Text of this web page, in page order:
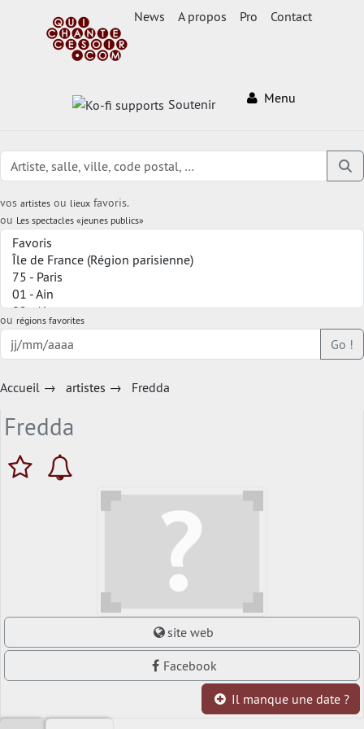
News A propos Pro Contact
Soutenir Menu
vos artistes ou lieux favoris.
ou Les spectacles «jeunes publics»
ou régions favorites
Go !
Accueil → artistes → Fredda
Fredda
site web
Facebook
Il manque une date ?